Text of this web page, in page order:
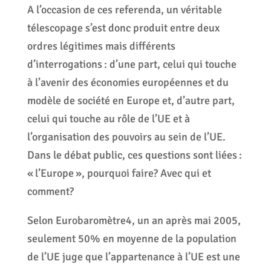
A l’occasion de ces referenda, un véritable
télescopage s’est donc produit entre deux
ordres légitimes mais différents
d’interrogations : d’une part, celui qui touche
à l’avenir des économies européennes et du
modèle de société en Europe et, d’autre part,
celui qui touche au rôle de l’UE et à
l’organisation des pouvoirs au sein de l’UE.
Dans le débat public, ces questions sont liées :
« l’Europe », pourquoi faire? Avec qui et
comment?
Selon Eurobaromètre4, un an après mai 2005,
seulement 50% en moyenne de la population
de l’UE juge que l’appartenance à l’UE est une